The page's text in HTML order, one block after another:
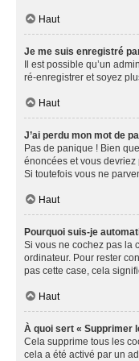
Haut
Je me suis enregistré
Il est possible qu’un
ré-enregistrer et soyez
Haut
J’ai perdu mon mot de
Pas de panique ! Bien
énoncées et vous
Si toutefois vous ne
Haut
Pourquoi suis-je
Si vous ne cochez pas la
ordinateur. Pour rester
pas cette case, cela
Haut
À quoi sert « Supprimer
Cela supprime tous les
cela a été activé par un